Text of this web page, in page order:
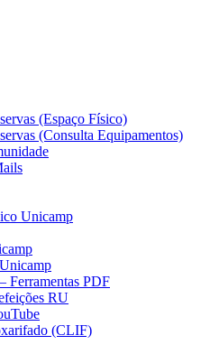
(Espaço Físico)
(Consulta Equipamentos)
Unicamp
Ferramentas PDF
RU
(CLIF)